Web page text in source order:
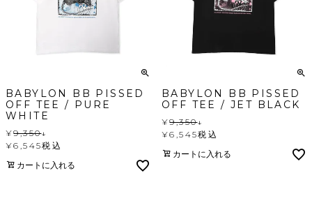
BABYLON BB PISSED
OFF TEE / PURE
WHITE
¥9,350↓
¥6,545税込
カートに入れる
BABYLON BB PISSED
OFF TEE / JET BLACK
¥9,350↓
¥6,545税込
カートに入れる